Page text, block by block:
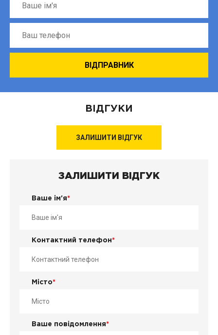
ВІДГУКИ
ЗАЛИШИТИ ВІДГУК
ЗАЛИШИТИ ВІДГУК
Ваше ім'я*
Контактний телефон*
Місто*
Ваше повідомлення*